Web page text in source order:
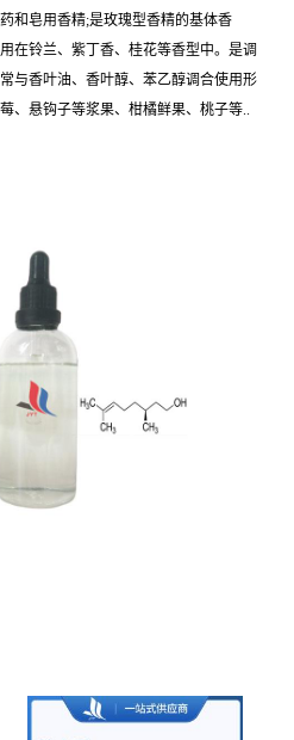
和皂用香精;是玫瑰型香精的基体香
在铃兰、紫丁香、桂花等香型中。是调
与香叶油、香叶醇、苯乙醇调合使用形
、悬钩子等浆果、柑橘鲜果、桃子等..